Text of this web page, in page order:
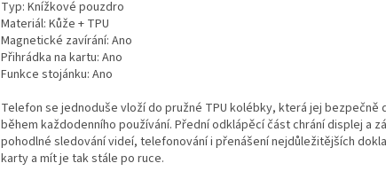
Typ: Knížkové pouzdro
Materiál: Kůže + TPU
Magnetické zavírání: Ano
Přihrádka na kartu: Ano
Funkce stojánku: Ano
Telefon se jednoduše vloží do pružné TPU kolébky, která jej bezpečně
během každodenního používání. Přední odklápěcí část chrání displej a
pohodlné sledování videí, telefonování i přenášení nejdůležitějších
karty a mít je tak stále po ruce.